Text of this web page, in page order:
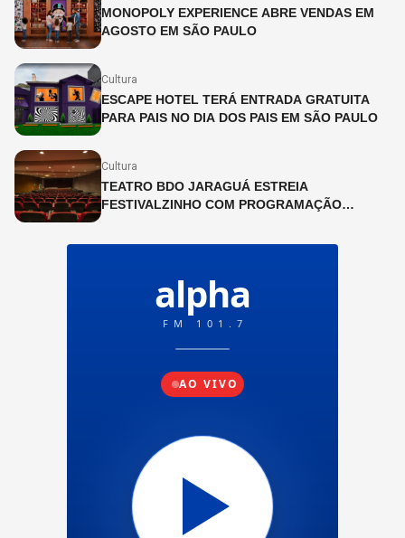
MONOPOLY EXPERIENCE ABRE VENDAS EM
AGOSTO EM SÃO PAULO
Cultura
ESCAPE HOTEL TERÁ ENTRADA GRATUITA
PARA PAIS NO DIA DOS PAIS EM SÃO PAULO
Cultura
TEATRO BDO JARAGUÁ ESTREIA
FESTIVALZINHO COM PROGRAMAÇÃO